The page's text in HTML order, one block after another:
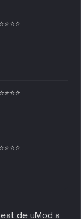
⭐⭐⭐⭐
⭐⭐⭐⭐
⭐⭐⭐⭐
de uMod a